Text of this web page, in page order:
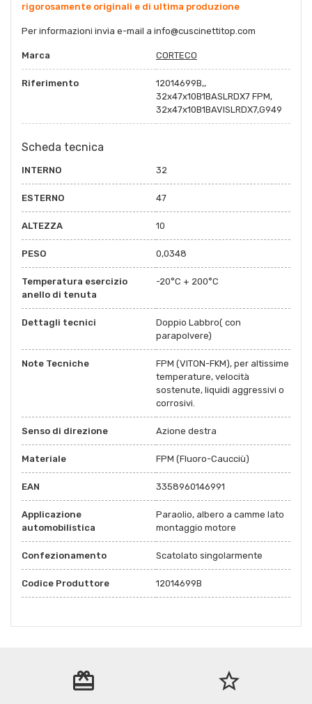
rigorosamente originali e di ultima produzione
Per informazioni invia e-mail a info@cuscinettitop.com
Marca CORTECO
Riferimento
12014699B,,
32x47x10B1BASLRDX7 FPM,
32x47x10B1BAVISLRDX7,G949
Scheda tecnica
INTERNO 32
ESTERNO 47
ALTEZZA 10
PESO 0,0348
Temperatura esercizio
anello di tenuta
-20°C + 200°C
Dettagli tecnici
Doppio Labbro( con
parapolvere)
Note Tecniche
FPM (VITON-FKM), per altissime
temperature, velocità
sostenute, liquidi aggressivi o
corrosivi.
Senso di direzione Azione destra
Materiale FPM (Fluoro-Caucciù)
EAN 3358960146991
Applicazione
automobilistica
Paraolio, albero a camme lato
montaggio motore
Confezionamento Scatolato singolarmente
Codice Produttore 12014699B
redeem star_border